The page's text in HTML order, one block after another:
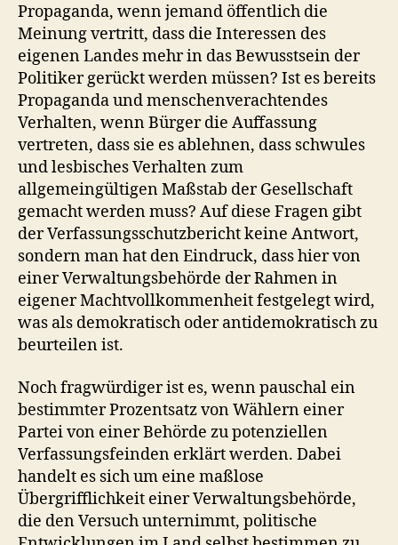
Propaganda, wenn jemand öffentlich die
Meinung vertritt, dass die Interessen des
eigenen Landes mehr in das Bewusstsein der
Politiker gerückt werden müssen? Ist es bereits
Propaganda und menschenverachtendes
Verhalten, wenn Bürger die Auffassung
vertreten, dass sie es ablehnen, dass schwules
und lesbisches Verhalten zum
allgemeingültigen Maßstab der Gesellschaft
gemacht werden muss? Auf diese Fragen gibt
der Verfassungsschutzbericht keine Antwort,
sondern man hat den Eindruck, dass hier von
einer Verwaltungsbehörde der Rahmen in
eigener Machtvollkommenheit festgelegt wird,
was als demokratisch oder antidemokratisch zu
beurteilen ist.
Noch fragwürdiger ist es, wenn pauschal ein
bestimmter Prozentsatz von Wählern einer
Partei von einer Behörde zu potenziellen
Verfassungsfeinden erklärt werden. Dabei
handelt es sich um eine maßlose
Übergrifflichkeit einer Verwaltungsbehörde,
die den Versuch unternimmt, politische